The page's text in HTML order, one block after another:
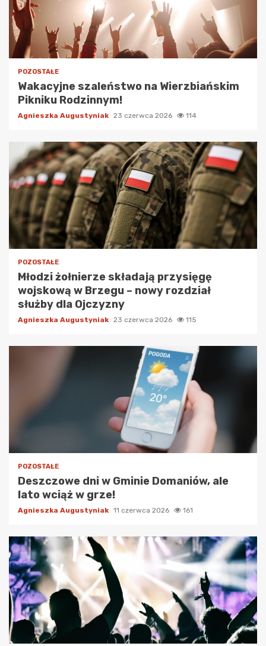
POZOSTAŁE
Wakacyjne szaleństwo na Wierzbiańskim
Pikniku Rodzinnym!
Agnieszka Augustyniak 23 czerwca 2026 114
POZOSTAŁE
Młodzi żołnierze składają przysięgę
wojskową w Brzegu – nowy rozdział
służby dla Ojczyzny
Agnieszka Augustyniak 23 czerwca 2026 115
POZOSTAŁE
Deszczowe dni w Gminie Domaniów, ale
lato wciąż w grze!
Agnieszka Augustyniak 11 czerwca 2026 161